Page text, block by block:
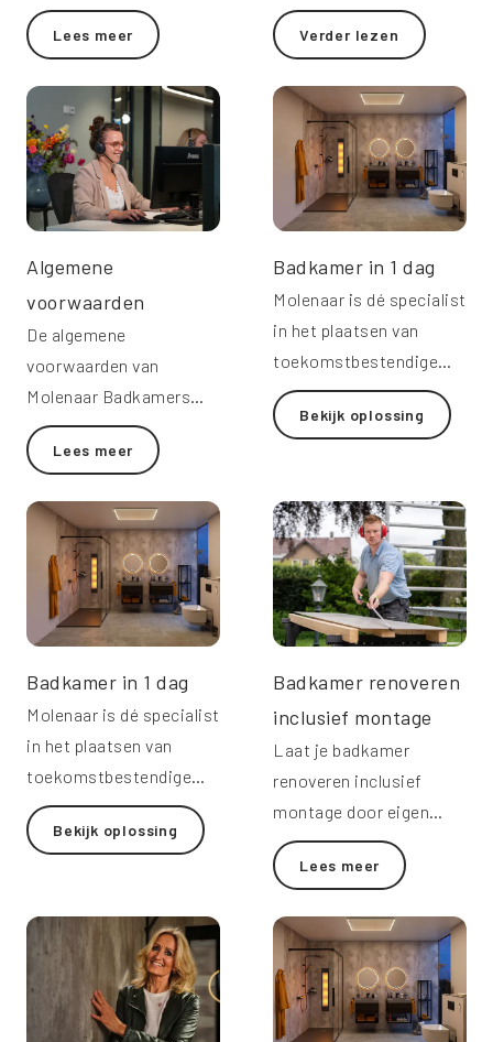
droombadkamer tot
leven.Lees meer Verder lezen
Algemene
voorwaarden
De algemene
voorwaarden van
Molenaar Badkamers
B.V te Nunspeet. CBW-
erkend.
Lees meer
Badkamer in 1 dag
Molenaar is dé specialist
in het plaatsen van
toekomstbestendige
badkamers in 1 dag.
Bekijk oplossing
Badkamer in 1 dag
Molenaar is dé specialist
in het plaatsen van
toekomstbestendige
badkamers in 1 dag.
Bekijk oplossing
Badkamer renoveren
inclusief montage
Laat je badkamer
renoveren inclusief
montage door eigen
monteurs van Molenaar.
Eén aanspreekpunt,
volledige ontzorging.
Lees meer